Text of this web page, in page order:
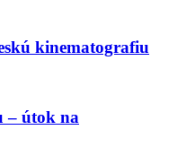
kinematografiu
– útok na